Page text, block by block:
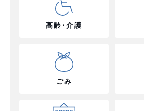
高齢･介護
ごみ